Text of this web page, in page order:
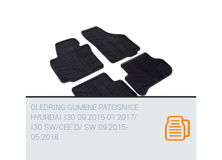
GLEDRING GUMENE PATOSNICE
HYUNDAI I30 09.2015-01.2017/
I30 SW/CEE'D/ SW 09.2015-
05.2018